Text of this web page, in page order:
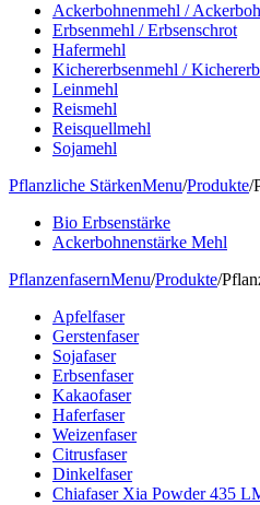
Ackerbohnenmehl /
Erbsenmehl / Erbsenschrot
Hafermehl
Kichererbsenmehl /
Leinmehl
Reismehl
Reisquellmehl
Sojamehl
Pflanzliche StärkenMenu/Produkte/
Bio Erbsenstärke
Ackerbohnenstärke Mehl
PflanzenfasernMenu/Produkte/
Apfelfaser
Gerstenfaser
Sojafaser
Erbsenfaser
Kakaofaser
Haferfaser
Weizenfaser
Citrusfaser
Dinkelfaser
Chiafaser Xia Powder 435